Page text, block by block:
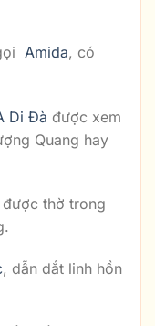
Amida, có
Di Đà được xem
Quang hay
thờ trong
, dẫn dắt linh hồn